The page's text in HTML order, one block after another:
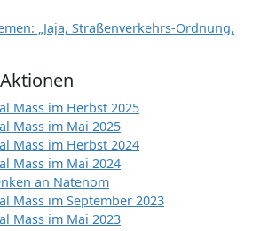
„Jaja, Straßenverkehrs-Ordnung,
Mass im Herbst 2025
Mass im Mai 2025
Mass im Herbst 2024
Mass im Mai 2024
an Natenom
Mass im September 2023
Mass im Mai 2023